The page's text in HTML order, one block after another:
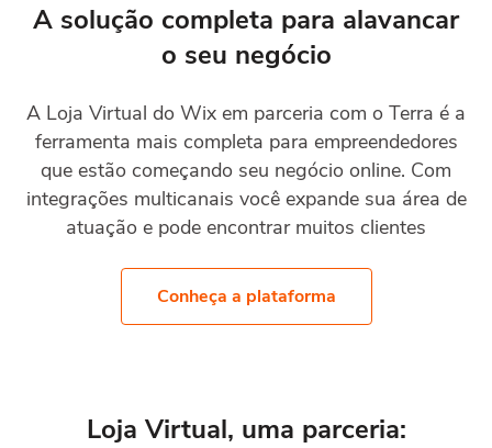
A solução completa para alavancar
o seu negócio
A Loja Virtual do Wix em parceria com o Terra é a
ferramenta mais completa para empreendedores
que estão começando seu negócio online. Com
integrações multicanais você expande sua área de
atuação e pode encontrar muitos clientes
Conheça a plataforma
Loja Virtual, uma parceria: